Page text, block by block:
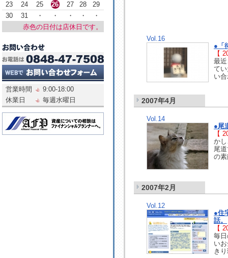
Vol.16
●「
【
最
て
い
2007年4月
Vol.14
●尾
【
か
尾
の
2007年2月
Vol.12
●住
話。
【
毎
い
き
23
24 25 26 27 28
29
30
31 ・ ・ ・ ・
・
赤色の日付は店休日です。
営業時間
9:00-18:00
休業日
毎週水曜日